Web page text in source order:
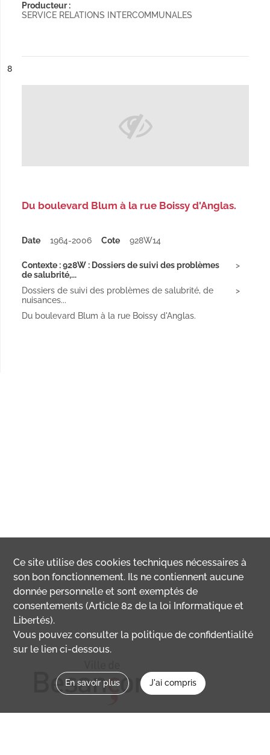
Producteur :
SERVICE RELATIONS INTERCOMMUNALES
n°
8
Du boulevard Blum à la rue Boissy d'Anglas.
Date 1964-2006 Cote 928W14
Contexte : 928W : Dossiers de suivi des problèmes
de salubrité,...
Dossiers de suivi des problèmes de salubrité, de
nuisances...
Du boulevard Blum à la rue Boissy d'Anglas.
Ce site utilise descookies techniques nécessaires à
son bon fonctionnement. Ils ne contiennent aucune
donnée personnelle et sont exemptés de
consentements (Article 82 de la loi Informatique et
Libertés).
Vous pouvez consulter la politique de confidentialité
sur le lien ci-dessous.
En savoir plus J'ai compris